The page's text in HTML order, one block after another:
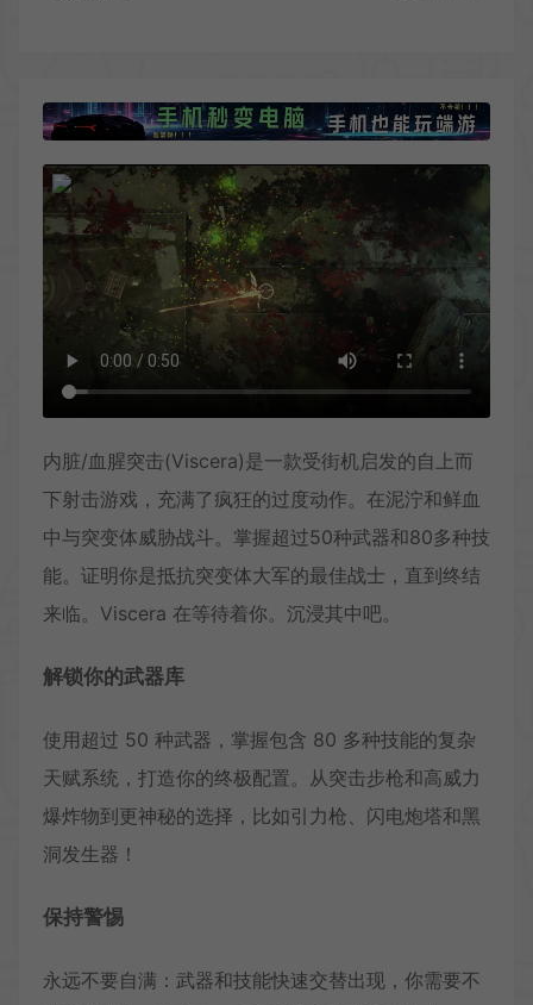
内脏/血腥突击(Viscera)是一款受街机启发的自上而
下射击游戏，充满了疯狂的过度动作。在泥泞和鲜血
中与突变体威胁战斗。掌握超过50种武器和80多种技
能。证明你是抵抗突变体大军的最佳战士，直到终结
来临。Viscera 在等待着你。沉浸其中吧。
解锁你的武器库
使用超过 50 种武器，掌握包含 80 多种技能的复杂
天赋系统，打造你的终极配置。从突击步枪和高威力
爆炸物到更神秘的选择，比如引力枪、闪电炮塔和黑
洞发生器！
保持警惕
永远不要自满：武器和技能快速交替出现，你需要不